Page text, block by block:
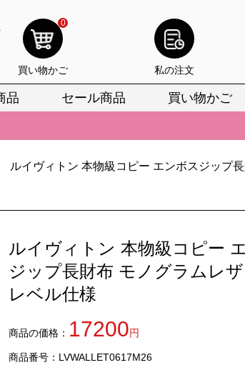
0
買い物かご 私の注文
品 セール商品 買い物かご
してお選びいただけます。
いただけます。
仕上がりをお見逃しなく。
してお選びいただけます。
仕上がりをお見逃しなく。
ルイヴィトン 本物級コピー エンボスジップ
ルイヴィトン 本物級コピー
ジップ長財布 モノグラムレ
レベル仕様
商品の価格： 17200円
商品番号：LVWALLET0617M26